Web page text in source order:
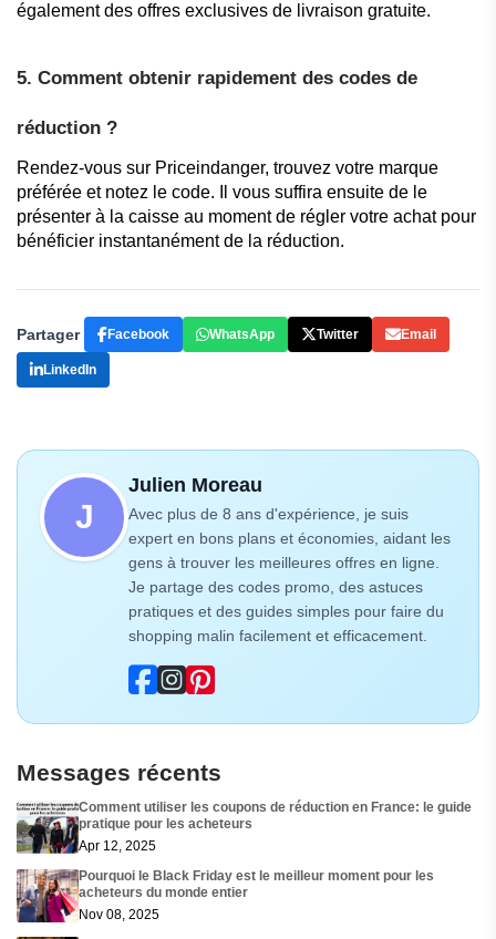
également des offres exclusives de livraison gratuite.
5. Comment obtenir rapidement des codes de
réduction ?
Rendez-vous sur Priceindanger, trouvez votre marque
préférée et notez le code. Il vous suffira ensuite de le
présenter à la caisse au moment de régler votre achat pour
bénéficier instantanément de la réduction.
Partager Facebook WhatsApp Twitter Email
LinkedIn
J
Julien Moreau
Avec plus de 8 ans d'expérience, je suis
expert en bons plans et économies, aidant les
gens à trouver les meilleures offres en ligne.
Je partage des codes promo, des astuces
pratiques et des guides simples pour faire du
shopping malin facilement et efficacement.
Messages récents
Comment utiliser les coupons de réduction en France: le guide
pratique pour les acheteurs
Apr 12, 2025
Pourquoi le Black Friday est le meilleur moment pour les
acheteurs du monde entier
Nov 08, 2025